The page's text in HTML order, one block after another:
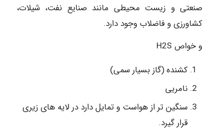
صنعتی و زیست محیطی مانند صنایع نفت، شیلات،
کشاورزی و فاضلاب وجود دارد.
و خواص H2S
کشنده (گاز بسیار سمی)
نامریی
سنگین تر از هواست و تمایل دارد در لایه های زیری
قرار گیرد.